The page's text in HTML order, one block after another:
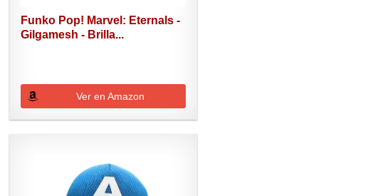
Funko Pop! Marvel: Eternals -
Gilgamesh - Brilla...
Ver en Amazon